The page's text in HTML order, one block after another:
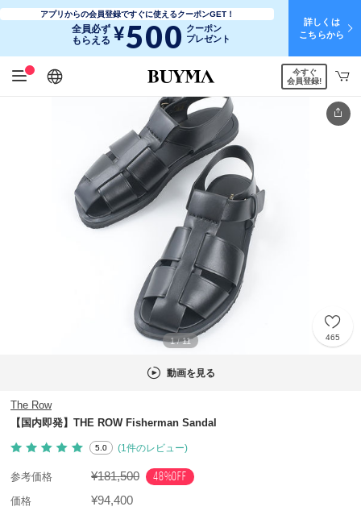
アプリからの会員登録ですぐに使えるクーポンGET！
全員必ず
もらえる ¥500 クーポン
プレゼント
詳しくは
こちらから
日本語
English
简体中文
繁體中文
今すぐ
会員登録!
1 / 11 465
動画を見る
The Row
【国内即発】THE ROW Fisherman Sandal
5.0 (1件のレビュー)
参考価格 ¥181,500 48%OFF
価格 ¥94,400